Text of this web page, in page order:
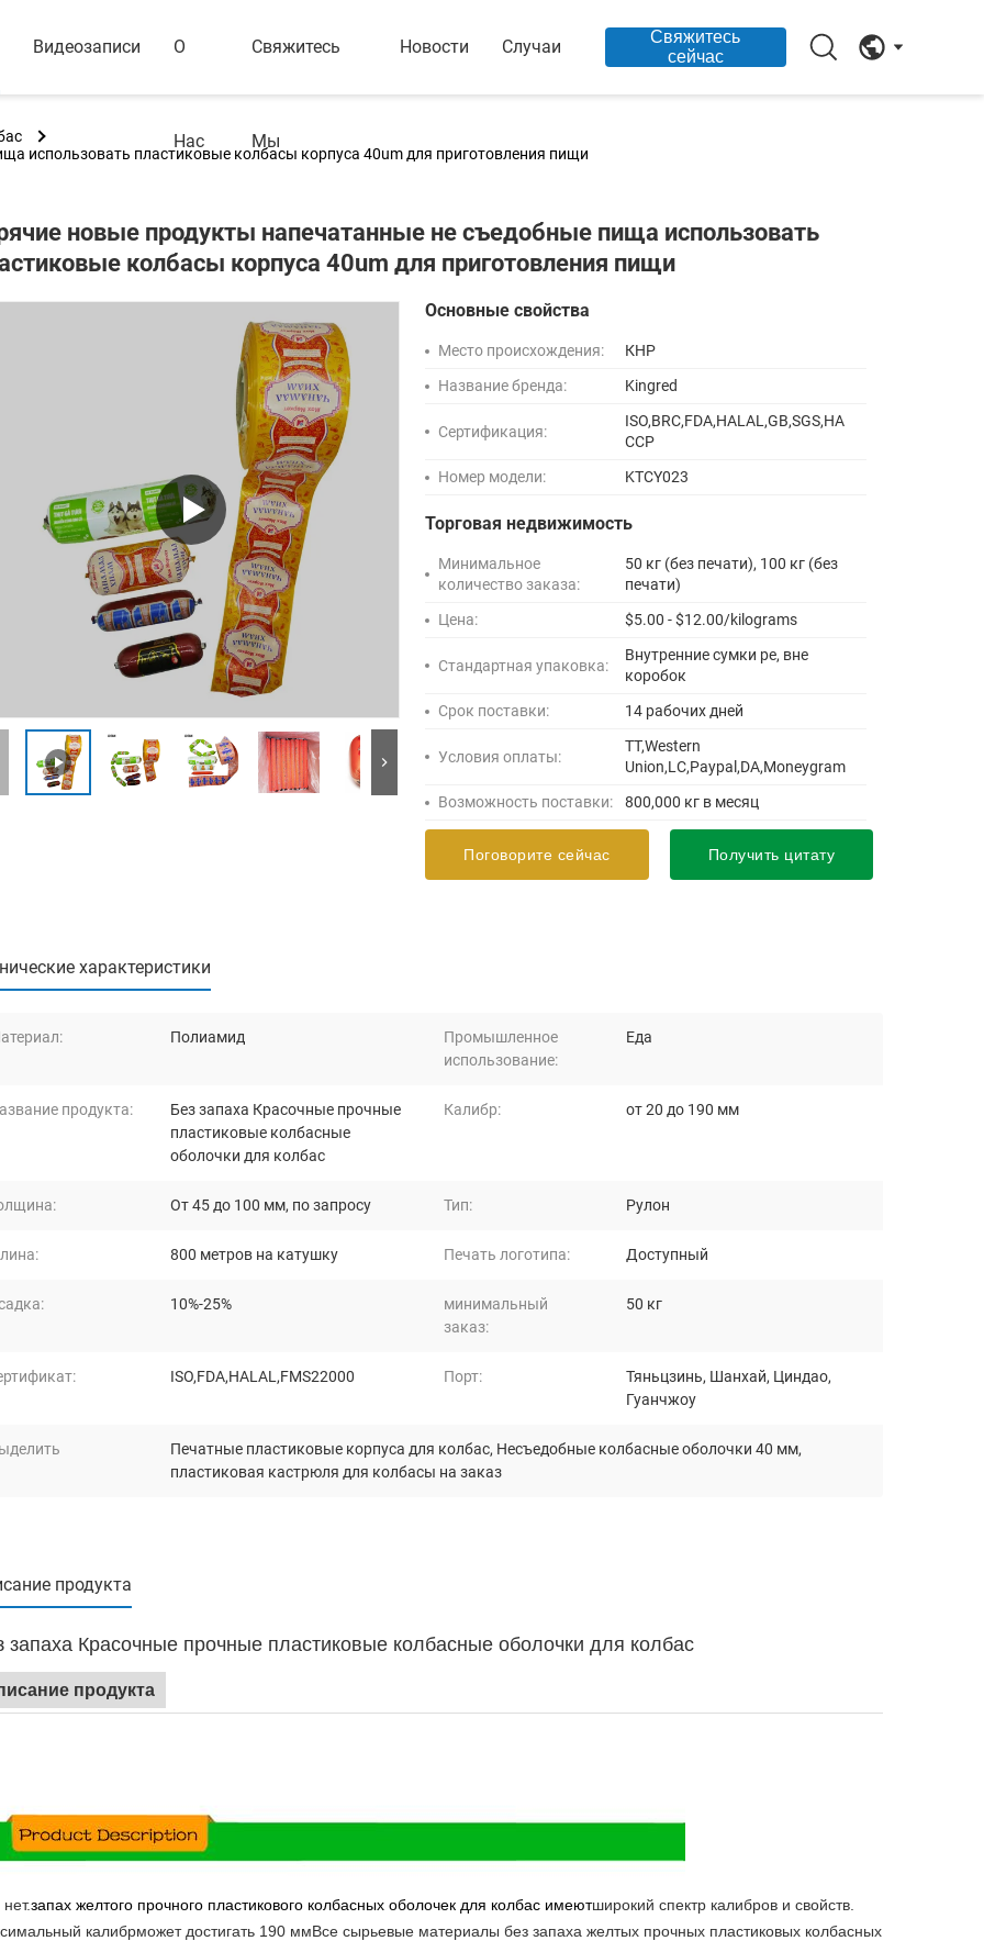
Видеозаписи О
Нас
Свяжитесь
Мы
Новости Случаи
Свяжитесь
сейчас
использовать пластиковые колбасы корпуса 40um для приготовления пищи
новые продукты напечатанные не съедобные пища использовать
колбасы корпуса 40um для приготовления пищи
Основные свойства
Место происхождения:
КНР
Название бренда:
Kingred
Сертификация:
ISO,BRC,FDA,HALAL,GB,SGS,HA
CCP
Номер модели:
KTCY023
Торговая недвижимость
Минимальное
количество заказа:
50 кг (без печати), 100 кг (без
печати)
Цена:
$5.00 - $12.00/kilograms
Стандартная упаковка:
Внутренние сумки pe, вне
коробок
Срок поставки:
14 рабочих дней
Условия оплаты:
TT,Western
Union,LC,Paypal,DA,Moneygram
Возможность поставки:
800,000 кг в месяц
Поговорите сейчас Получить цитату
характеристики
Полиамид
Промышленное
использование:
Еда
продукта:
Без запаха Красочные прочные
пластиковые колбасные
оболочки для колбас
Калибр: от 20 до 190 мм
От 45 до 100 мм, по запросу Тип: Рулон
800 метров на катушку Печать логотипа: Доступный
10%-25%
минимальный
заказ:
50 кг
ISO,FDA,HALAL,FMS22000 Порт:
Тяньцзинь, Шанхай, Циндао,
Гуанчжоу
Печатные пластиковые корпуса для колбас, Несъедобные колбасные оболочки 40 мм,
пластиковая кастрюля для колбасы на заказ
продукта
запаха Красочные прочные пластиковые колбасные оболочки для колбас
продукта
запах желтого прочного пластикового колбасных оболочек для колбас имеютширокий спектр калибров и свойств.
калибрможет достигать 190 ммВсе сырьевые материалы без запаха желтых прочных пластиковых колбасных